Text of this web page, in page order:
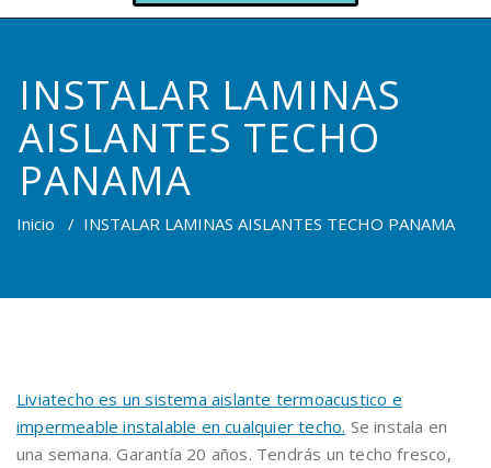
INSTALAR LAMINAS
AISLANTES TECHO
PANAMA
Inicio / INSTALAR LAMINAS AISLANTES TECHO PANAMA
Liviatecho es un sistema aislante termoacustico e
impermeable instalable en cualquier techo. Se instala en
una semana. Garantía 20 años. Tendrás un techo fresco,